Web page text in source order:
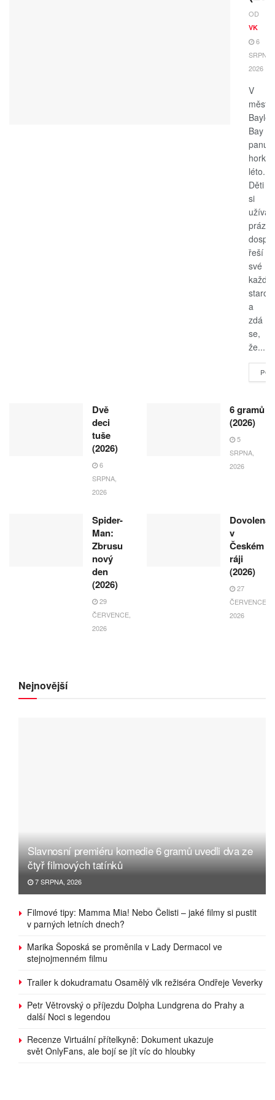
OD
VK
6
SRPNA,
2026
V
Bay
panuje
horké
léto.
Děti
si
užívají
řeší
své
a
zdá
se,
že...
Dvě
deci
tuše
(2026)
6
SRPNA,
2026
6 gramů
(2026)
5
SRPNA,
2026
Spider-
Man:
Zbrusu
nový
den
(2026)
29
ČERVENCE,
2026
Dovolená
v
Českém
ráji
(2026)
27
ČERVENCE,
2026
Nejnovější
Slavnosní premiéru komedie 6 gramů uvedli dva ze
čtyř filmových tatínků
7 SRPNA, 2026
Filmové tipy: Mamma Mia! Nebo Čelisti – jaké filmy si pustit
v parných letních dnech?
Marika Šoposká se proměnila v Lady Dermacol ve
stejnojmenném filmu
Trailer k dokudramatu Osamělý vlk režiséra Ondřeje Veverky
Petr Větrovský o příjezdu Dolpha Lundgrena do Prahy a
další Noci s legendou
Recenze Virtuální přítelkyně: Dokument ukazuje
svět OnlyFans, ale bojí se jít víc do hloubky